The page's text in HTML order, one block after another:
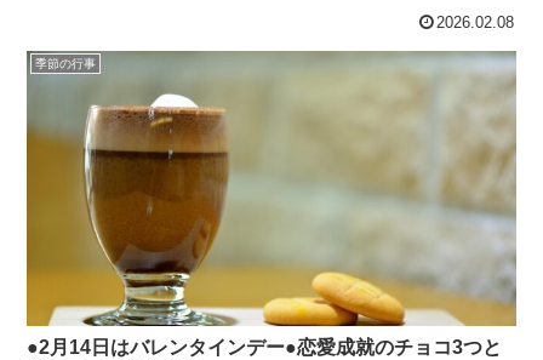
2026.02.08
季節の行事
●2月14日はバレンタインデー●恋愛成就のチョコ3つと